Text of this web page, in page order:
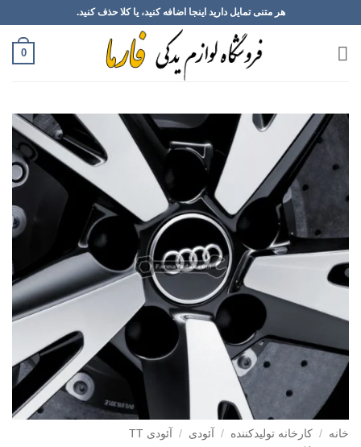
to
content
هر متنی تمایل دارید اینجا اضافه کنید، یا کلا حذف کنید.
0
خانه / کارخانه تولیدکننده / آئودی / آئودی TT